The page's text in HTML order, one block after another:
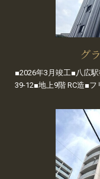
グ
■2026年3月竣工■八広
39-12■地上9階 RC造■フ